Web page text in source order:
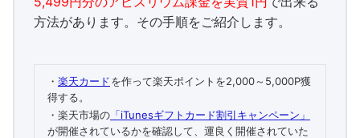
方法があります。その手順をご紹介します。
・ 楽天カードを作って楽天ポイントを2,000～5,000P獲
得する。
・楽天市場の 「iTunesギフトカード割引キャンペーン」
が開催されているかを確認して、運良く開催されていた